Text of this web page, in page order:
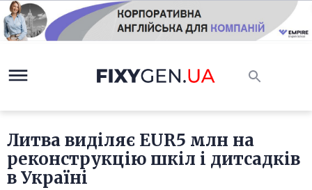
Литва виділяє EUR5 млн на
реконструкцію шкіл і дитсадків
в Україні